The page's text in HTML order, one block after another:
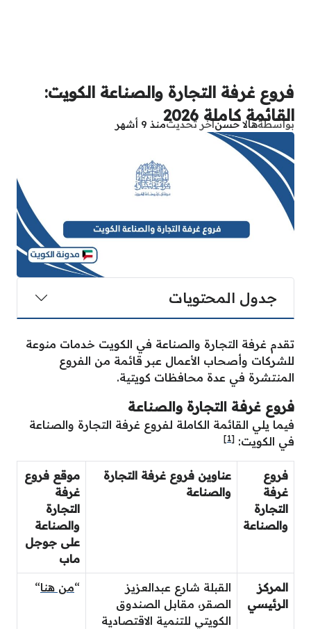
فروع غرفة التجارة والصناعة الكويت:
القائمة كاملة 2026
بواسطةهالا حسنآخر تحديثمنذ 9 أشهر
جدول المحتويات
تقدم غرفة التجارة والصناعة في الكويت خدمات منوعة
للشركات وأصحاب الأعمال عبر قائمة من الفروع
المنتشرة في عدة محافظات كويتية.
فروع غرفة التجارة والصناعة
فيما يلي القائمة الكاملة لفروع غرفة التجارة والصناعة
في الكويت: [1]
فروع
غرفة
التجارة
والصناعة
عناوين فروع غرفة التجارة
والصناعة
موقع فروع
غرفة
التجارة
والصناعة
على جوجل
ماب
المركز
الرئيسي
القبلة شارع عبدالعزيز
الصقر، مقابل الصندوق
الكويتي للتنمية الاقتصادية
“من هنا“